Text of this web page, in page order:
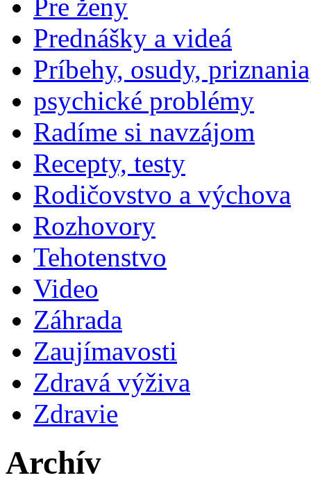
Pre ženy
Prednášky a videá
Príbehy, osudy,
psychické problémy
Radíme si navzájom
Recepty, testy
Rodičovstvo a výchova
Rozhovory
Tehotenstvo
Video
Záhrada
Zaujímavosti
Zdravá výživa
Zdravie
Archív